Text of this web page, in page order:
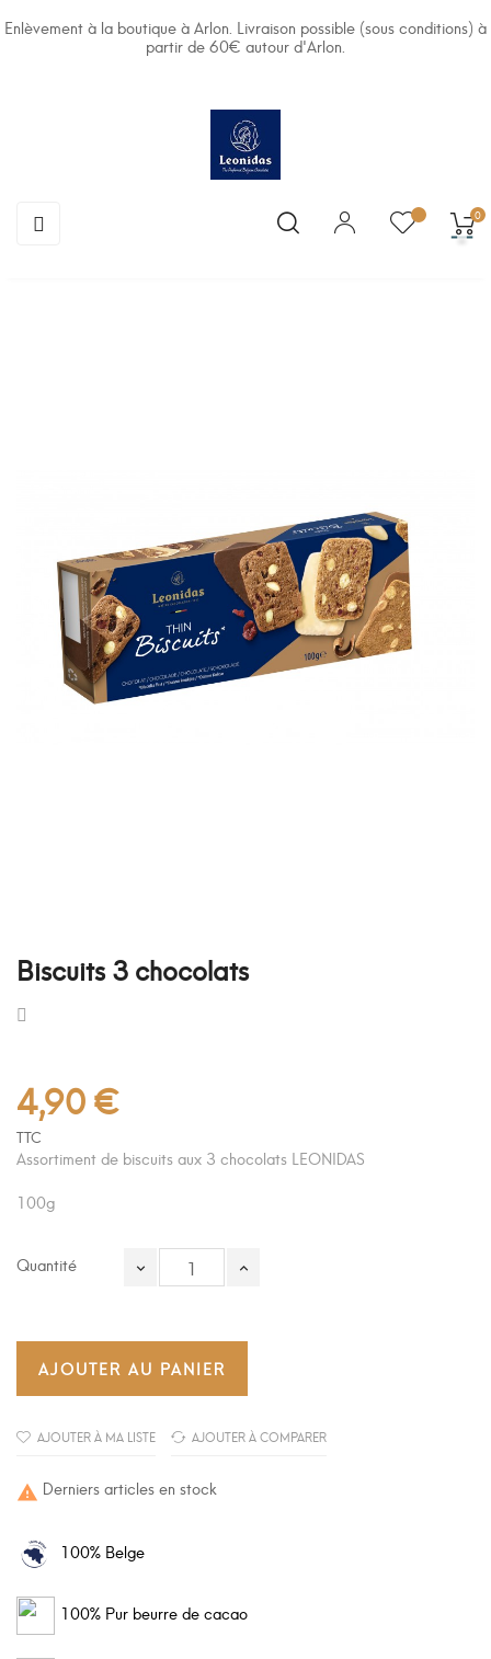
Enlèvement à la boutique à Arlon. Livraison possible (sous conditions) à
partir de 60€ autour d'Arlon.
Basculer
☰ 0
Biscuits 3 chocolats
4,90 €
TTC
Assortiment de biscuits aux 3 chocolats LEONIDAS
100g
Quantité
AJOUTER AU PANIER
AJOUTER À MA LISTE AJOUTER À COMPARER
 Derniers articles en stock
100% Belge
100% Pur beurre de cacao